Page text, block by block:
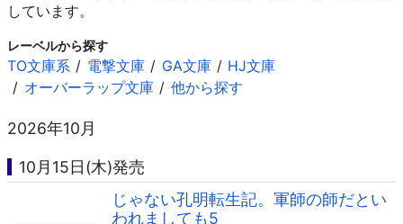
しています。
レーベルから探す
TO文庫系 電撃文庫 GA文庫
HJ文庫
オーバーラップ文庫
他から探す
2026年10月
10月15日(木)発売
じゃない孔明転生記。軍師の師だとい
われましても5